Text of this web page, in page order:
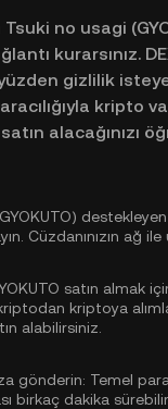
no usagi
kurarsınız.
gizlilik
kripto
alacağınızı
Cüzdanınızın ağ
satın almak
kriptoya
alabilirsiniz
gönderin: Temel
birkaç dakika sürebilir.